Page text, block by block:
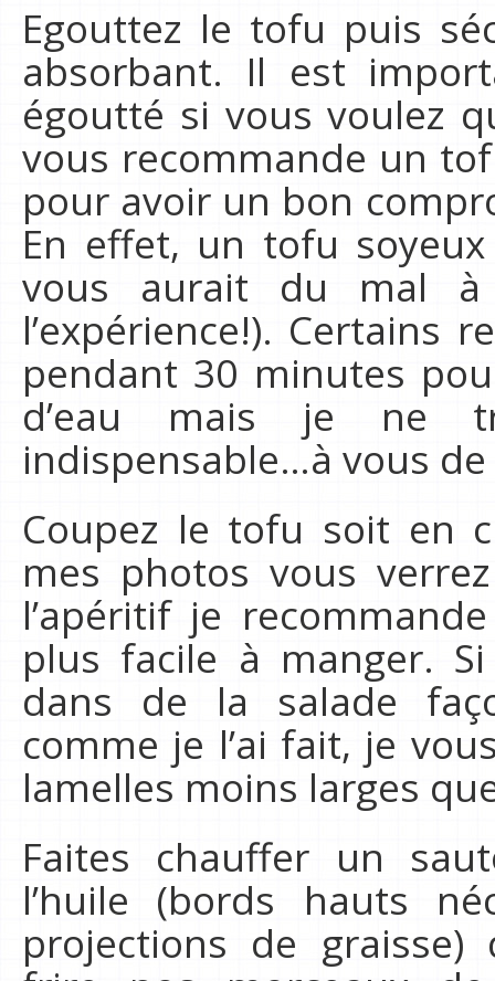
Egouttez le tofu puis
absorbant. Il est
égoutté si vous voulez
vous recommande un
pour avoir un bon
En effet, un tofu
vous aurait du mal
l’expérience!). Certains
pendant 30 minutes
d’eau mais je ne
indispensable…à vous
Coupez le tofu soit en
mes photos vous
l’apéritif je
plus facile à manger.
dans de la salade
comme je l’ai fait, je
lamelles moins larges
Faites chauffer un
l’huile (bords hauts
projections de